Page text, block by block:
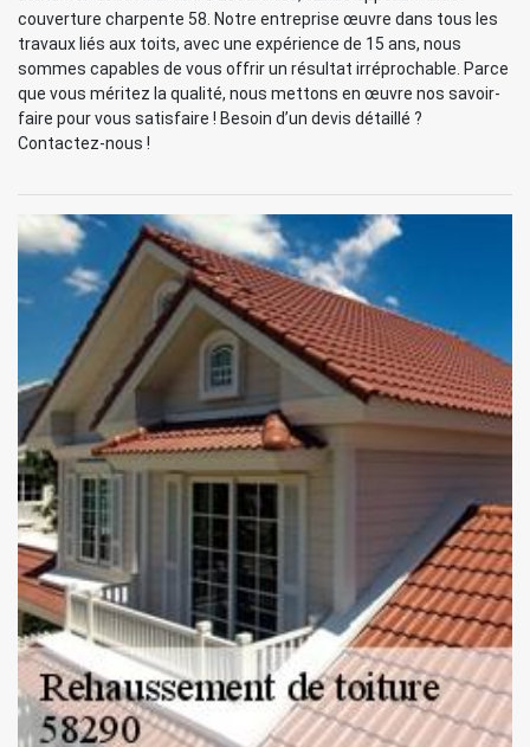
couverture charpente 58. Notre entreprise œuvre dans tous les
travaux liés aux toits, avec une expérience de 15 ans, nous
sommes capables de vous offrir un résultat irréprochable. Parce
que vous méritez la qualité, nous mettons en œuvre nos savoir-
faire pour vous satisfaire ! Besoin d’un devis détaillé ?
Contactez-nous !